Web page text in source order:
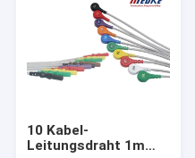
10 Kabel-
Leitungsdraht 1m